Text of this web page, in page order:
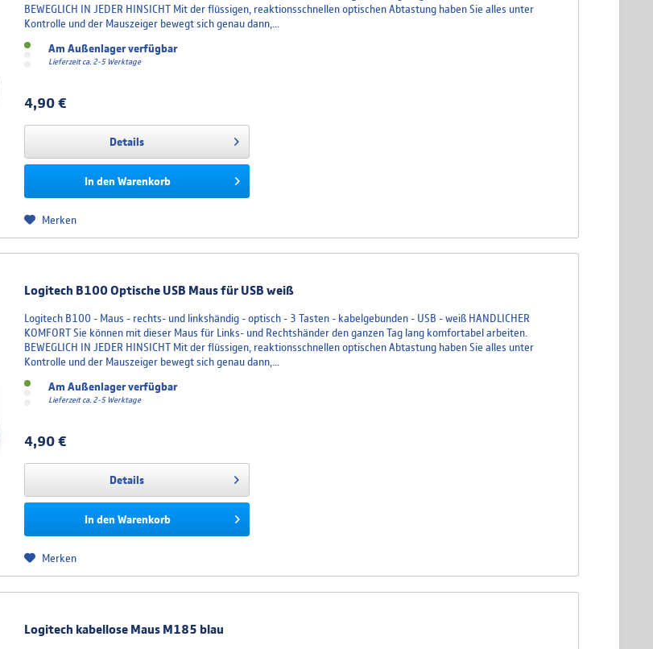
BEWEGLICH IN JEDER HINSICHT Mit der flüssigen, reaktionsschnellen optischen Abtastung haben Sie alles unter
Kontrolle und der Mauszeiger bewegt sich genau dann,...
Am Außenlager verfügbar
Lieferzeit ca. 2-5 Werktage
4,90 €
Details
In den Warenkorb
Merken
Logitech B100 Optische USB Maus für USB weiß
Logitech B100 - Maus - rechts- und linkshändig - optisch - 3 Tasten - kabelgebunden - USB - weiß HANDLICHER
KOMFORT Sie können mit dieser Maus für Links- und Rechtshänder den ganzen Tag lang komfortabel arbeiten.
BEWEGLICH IN JEDER HINSICHT Mit der flüssigen, reaktionsschnellen optischen Abtastung haben Sie alles unter
Kontrolle und der Mauszeiger bewegt sich genau dann,...
Am Außenlager verfügbar
Lieferzeit ca. 2-5 Werktage
4,90 €
Details
In den Warenkorb
Merken
Logitech kabellose Maus M185 blau